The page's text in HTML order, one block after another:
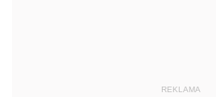
REKLAMA